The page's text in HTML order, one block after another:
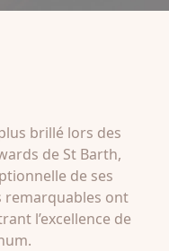
brillé lors des
de St Barth,
de ses
remarquables ont
l’excellence de